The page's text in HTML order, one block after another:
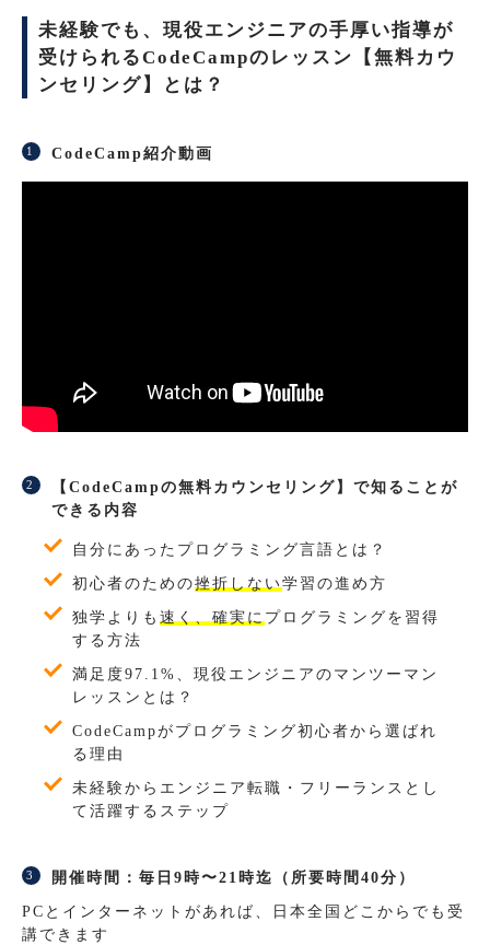
未経験でも、現役エンジニアの手厚い指導が
受けられるCodeCampのレッスン【無料カウ
ンセリング】とは？
CodeCamp紹介動画
【CodeCampの無料カウンセリング】で知ることが
できる内容
自分にあったプログラミング言語とは？
初心者のための挫折しない学習の進め方
独学よりも 速く、確実にプログラミングを習得
する方法
満足度97.1%、現役エンジニアのマンツーマン
レッスンとは？
CodeCampがプログラミング初心者から選ばれ
る理由
未経験からエンジニア転職・フリーランスとし
て活躍するステップ
開催時間：毎日9時〜21時迄（所要時間40分）
PCとインターネットがあれば、日本全国どこからでも受
講できます